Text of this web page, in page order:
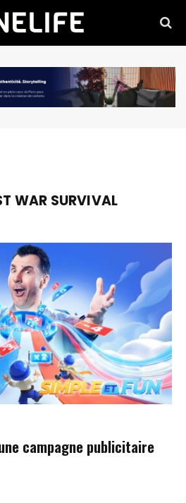
WAR SURVIVAL
campagne publicitaire